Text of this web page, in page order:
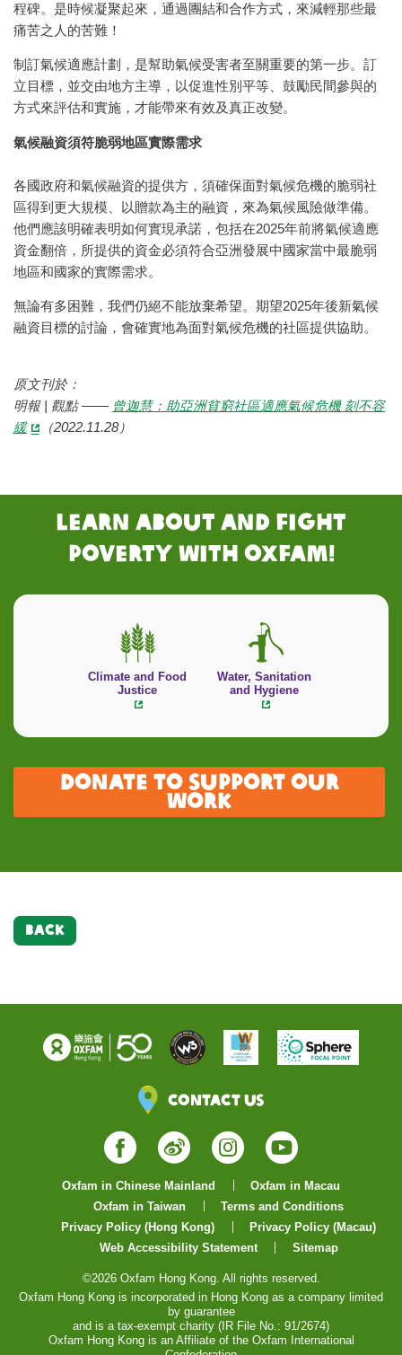
程碑。是時候凝聚起來，通過團結和合作方式，來減輕那些最
痛苦之人的苦難！
制訂氣候適應計劃，是幫助氣候受害者至關重要的第一步。訂
立目標，並交由地方主導，以促進性別平等、鼓勵民間參與的
方式來評估和實施，才能帶來有效及真正改變。
氣候融資須符脆弱地區實際需求
各國政府和氣候融資的提供方，須確保面對氣候危機的脆弱社
區得到更大規模、以贈款為主的融資，來為氣候風險做準備。
他們應該明確表明如何實現承諾，包括在2025年前將氣候適應
資金翻倍，所提供的資金必須符合亞洲發展中國家當中最脆弱
地區和國家的實際需求。
無論有多困難，我們仍絕不能放棄希望。期望2025年後新氣候
融資目標的討論，會確實地為面對氣候危機的社區提供協助。
原文刊於：
明報 | 觀點 —— 曾迦慧：助亞洲貧窮社區適應氣候危機 刻不容
緩
（2022.11.28）
Learn about and fight
poverty with Oxfam!
Climate and Food
Justice
Water, Sanitation
and Hygiene
Donate to support our
work
BACK
Contact Us
Facebook
WeiboInstagram
YouTube
Oxfam in Chinese Mainland
Oxfam in Macau
Oxfam in Taiwan
Terms and Conditions
Privacy Policy (Hong Kong)
Privacy Policy (Macau)
Web Accessibility Statement
Sitemap
©2026 Oxfam Hong Kong. All rights reserved.
Oxfam Hong Kong is incorporated in Hong Kong as a company limited
by guarantee
and is a tax-exempt charity (IR File No.: 91/2674)
Oxfam Hong Kong is an Affiliate of the Oxfam International